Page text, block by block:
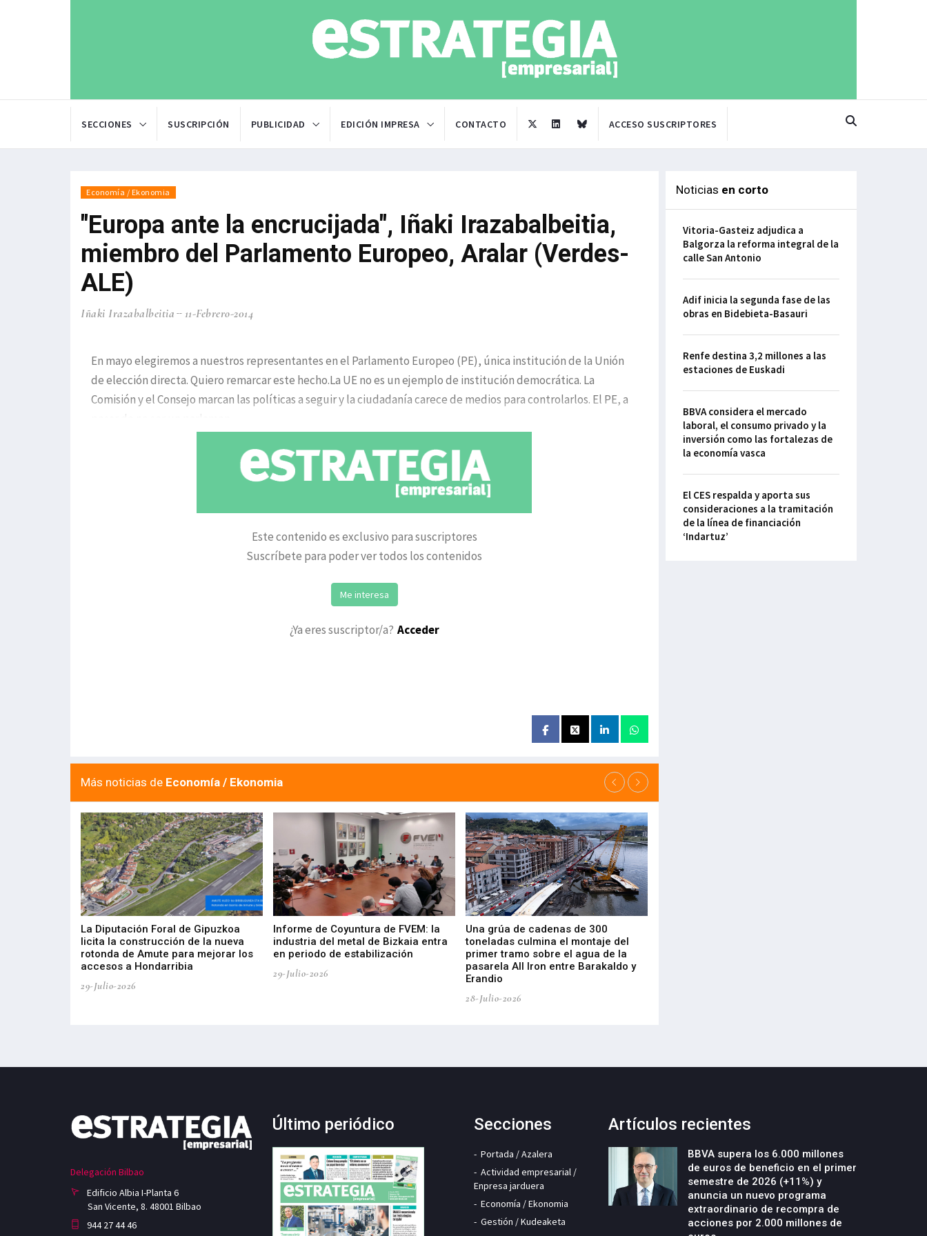
SECCIONES SUSCRIPCIÓN PUBLICIDAD EDICIÓN IMPRESA CONTACTO ACCESO SUSCRIPTORES
Economía / Ekonomia
"Europa ante la encrucijada", Iñaki Irazabalbeitia,
miembro del Parlamento Europeo, Aralar (Verdes-
ALE)
Iñaki Irazabalbeitia 11-Febrero-2014
En mayo elegiremos a nuestros representantes en el Parlamento Europeo (PE), única institución de la Unión
de elección directa. Quiero remarcar este hecho.La UE no es un ejemplo de institución democrática. La
Comisión y el Consejo marcan las políticas a seguir y la ciudadanía carece de medios para controlarlos. El PE, a
pesar de no ser un parlamen
Este contenido es exclusivo para suscriptores
Suscríbete para poder ver todos los contenidos
Me interesa
¿Ya eres suscriptor/a? Acceder
Más noticias de Economía / Ekonomia
La Diputación Foral de Gipuzkoa
licita la construcción de la nueva
rotonda de Amute para mejorar los
accesos a Hondarribia
29-Julio-2026
Informe de Coyuntura de FVEM: la
industria del metal de Bizkaia entra
en periodo de estabilización
29-Julio-2026
Una grúa de cadenas de 300
toneladas culmina el montaje del
primer tramo sobre el agua de la
pasarela All Iron entre Barakaldo y
Erandio
28-Julio-2026
Noticias en corto
Vitoria-Gasteiz adjudica a
Balgorza la reforma integral de la
calle San Antonio
Adif inicia la segunda fase de las
obras en Bidebieta-Basauri
Renfe destina 3,2 millones a las
estaciones de Euskadi
BBVA considera el mercado
laboral, el consumo privado y la
inversión como las fortalezas de
la economía vasca
El CES respalda y aporta sus
consideraciones a la tramitación
de la línea de financiación
‘Indartuz’
Delegación Bilbao
Edificio Albia I-Planta 6
San Vicente, 8. 48001 Bilbao
944 27 44 46
Último periódico Secciones
Portada / Azalera
Actividad empresarial /
Enpresa jarduera
Economía / Ekonomia
Gestión / Kudeaketa
Artículos recientes
BBVA supera los 6.000 millones
de euros de beneficio en el primer
semestre de 2026 (+11%) y
anuncia un nuevo programa
extraordinario de recompra de
acciones por 2.000 millones de